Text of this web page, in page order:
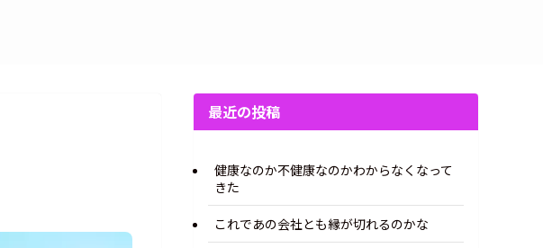
最近の投稿
健康なのか不健康なのかわからなくなって
きた
これであの会社とも縁が切れるのかな